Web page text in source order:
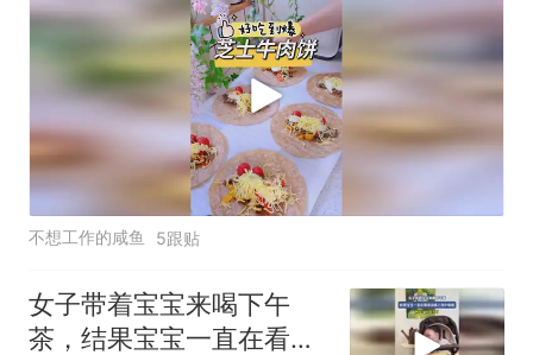
不想工作的咸鱼 5跟贴
女子带着宝宝来喝下午
茶，结果宝宝一直在看旁